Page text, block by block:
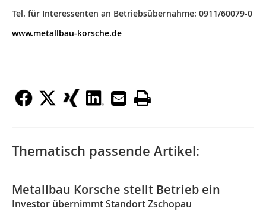
Tel. für Interessenten an Betriebsübernahme: 0911/60079-0
www.metallbau-korsche.de
Thematisch passende Artikel:
Metallbau Korsche stellt Betrieb ein
Investor übernimmt Standort Zschopau